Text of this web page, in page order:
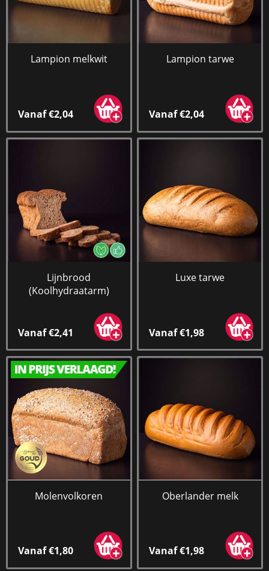
Lampion melkwit
Vanaf €2,04
Lampion tarwe
Vanaf €2,04
Lijnbrood
(Koolhydraatarm)
Vanaf €2,41
Luxe tarwe
Vanaf €1,98
Molenvolkoren
Vanaf €1,80
Oberlander melk
Vanaf €1,98